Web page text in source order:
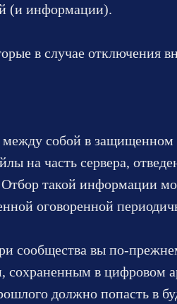
(и информации).
в случае отключения
между собой в защищенном
на часть сервера,
такой информации
оговоренной
сообщества вы по-
сохраненным в цифровом
должно попасть в